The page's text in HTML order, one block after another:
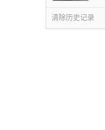
清除历史记录